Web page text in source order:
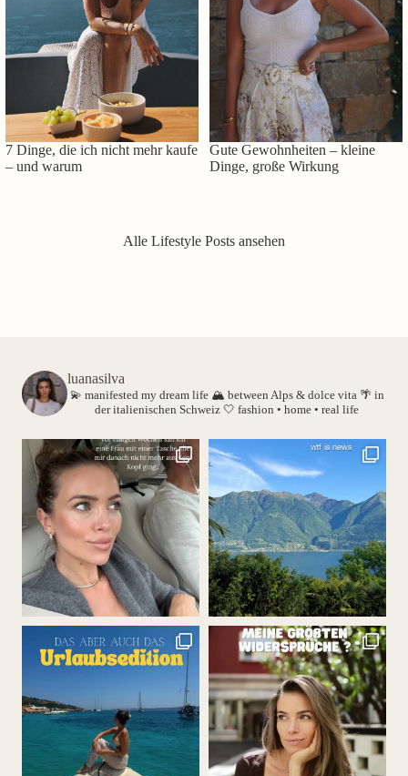
7 Dinge, die ich nicht mehr kaufe
– und warum
Gute Gewohnheiten – kleine
Dinge, große Wirkung
Alle Lifestyle Posts ansehen
luanasilva
💫 manifested my dream life 🏔️ between Alps & dolce vita 🌴 in
der italienischen Schweiz 🤍 fashion • home • real life